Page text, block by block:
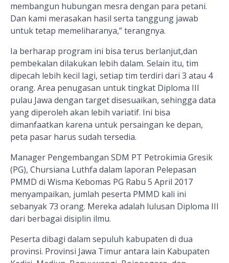
membangun hubungan mesra dengan para petani.
Dan kami merasakan hasil serta tanggung jawab
untuk tetap memeliharanya,” terangnya.
Ia berharap program ini bisa terus berlanjut,dan
pembekalan dilakukan lebih dalam. Selain itu, tim
dipecah lebih kecil lagi, setiap tim terdiri dari 3 atau 4
orang. Area penugasan untuk tingkat Diploma III
pulau Jawa dengan target disesuaikan, sehingga data
yang diperoleh akan lebih variatif. Ini bisa
dimanfaatkan karena untuk persaingan ke depan,
peta pasar harus sudah tersedia.
Manager Pengembangan SDM PT Petrokimia Gresik
(PG), Chursiana Luthfa dalam laporan Pelepasan
PMMD di Wisma Kebomas PG Rabu 5 April 2017
menyampaikan, jumlah peserta PMMD kali ini
sebanyak 73 orang. Mereka adalah lulusan Diploma III
dari berbagai disiplin ilmu.
Peserta dibagi dalam sepuluh kabupaten di dua
provinsi. Provinsi Jawa Timur antara lain Kabupaten